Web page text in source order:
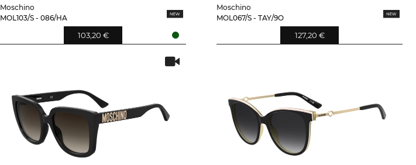
Moschino
MOL103/S - 086/HA
103,20 €
Moschino
MOL067/S - TAY/9O
127,20 €